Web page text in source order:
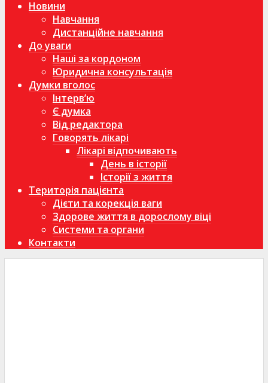
Новини
Навчання
Дистанційне навчання
До уваги
Наші за кордоном
Юридична консультація
Думки вголос
Інтерв’ю
Є думка
Від редактора
Говорять лікарі
Лікарі відпочивають
День в історії
Історії з життя
Територія пацієнта
Дієти та корекція ваги
Здорове життя в дорослому віці
Системи та органи
Контакти